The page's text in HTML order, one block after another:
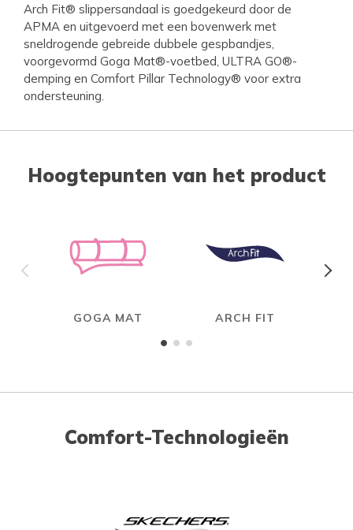
Arch Fit® slippersandaal is goedgekeurd door de
APMA en uitgevoerd met een bovenwerk met
sneldrogende gebreide dubbele gespbandjes,
voorgevormd Goga Mat®-voetbed, ULTRA GO®-
demping en Comfort Pillar Technology® voor extra
ondersteuning.
Hoogtepunten van het product
GOGA MAT ARCH FIT
Comfort-Technologieën